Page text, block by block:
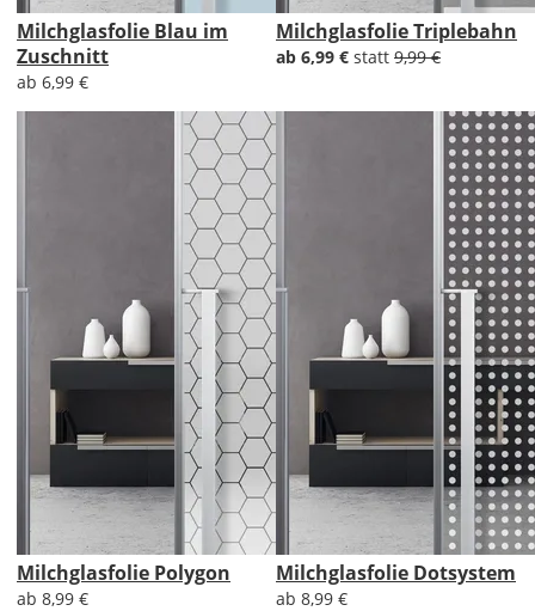
Milchglasfolie Blau im
Zuschnitt
ab 6,99 €
Milchglasfolie Triplebahn
ab 6,99 € statt 9,99 €
Milchglasfolie Polygon
ab 8,99 €
Milchglasfolie Dotsystem
ab 8,99 €